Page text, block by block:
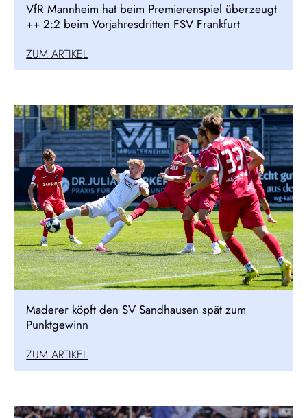
VfR Mannheim hat beim Premierenspiel überzeugt
++ 2:2 beim Vorjahresdritten FSV Frankfurt
ZUM ARTIKEL
Maderer köpft den SV Sandhausen spät zum
Punktgewinn
ZUM ARTIKEL